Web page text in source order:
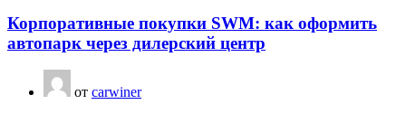
Корпоративные покупки SWM: как оформить
автопарк через дилерский центр
от carwiner